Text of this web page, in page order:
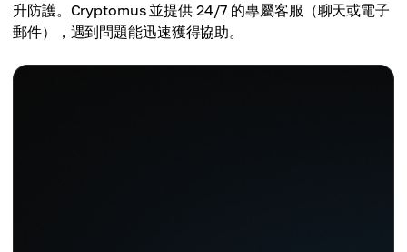
升防護。Cryptomus 並提供 24/7 的專屬客服（聊天或電子
郵件），遇到問題能迅速獲得協助。